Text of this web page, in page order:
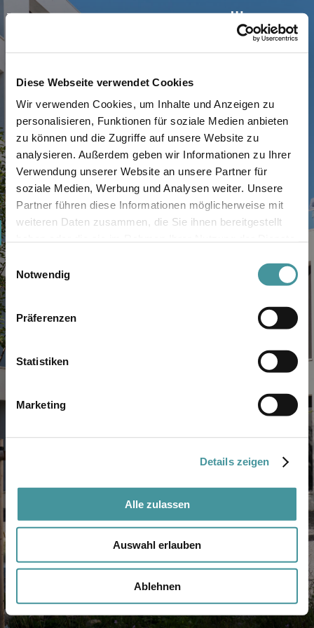
Diese Webseite verwendet Cookies
Wir verwenden Cookies, um Inhalte und Anzeigen zu
personalisieren, Funktionen für soziale Medien anbieten
zu können und die Zugriffe auf unsere Website zu
analysieren. Außerdem geben wir Informationen zu Ihrer
Verwendung unserer Website an unsere Partner für
soziale Medien, Werbung und Analysen weiter. Unsere
Partner führen diese Informationen möglicherweise mit
weiteren Daten zusammen, die Sie ihnen bereitgestellt
Einwilligungsauswahl
Notwendig
Präferenzen
Statistiken
Marketing
Details zeigen
Alle zulassen
Auswahl erlauben
Ablehnen
0
4
5